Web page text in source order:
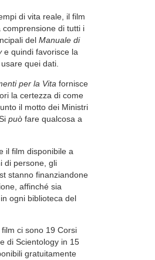
di vita reale, il film
comprensione di tutti i
del Manuale di
e quindi favorisce la
quei dati.
per la Vita fornisce
la certezza di come
il motto dei Ministri
può fare qualcosa a
il film disponibile a
di persone, gli
stanno finanziandone
affinché sia
ogni biblioteca del
ci sono 19 Corsi
di Scientology in 15
gratuitamente